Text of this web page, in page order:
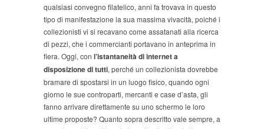
qualsiasi convegno filatelico, anni fa trovava in questo
tipo di manifestazione la sua massima vivacità, poiché i
collezionisti vi si recavano come assatanati alla ricerca
di pezzi, che i commercianti portavano in anteprima in
fiera. Oggi, con l’istantaneità di internet a
disposizione di tutti, perché un collezionista dovrebbe
bramare di spostarsi in un luogo fisico, quando ogni
giorno le sue controparti, mercanti e case d’asta, gli
fanno arrivare direttamente su uno schermo le loro
ultime proposte? Quanto sopra descritto vale sempre, a